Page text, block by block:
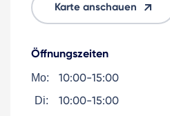
Karte anschauen
Öffnungszeiten
Mo: 10:00-15:00
Di: 10:00-15:00